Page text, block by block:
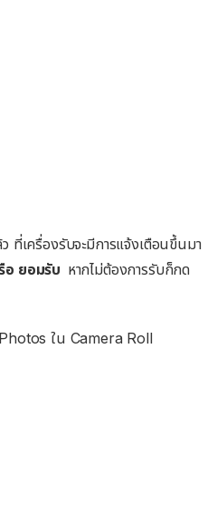
ที่เครื่องรับจะมีการแจ้งเตือนขึ้นมา
ยอมรับ หากไม่ต้องการรับก็กด
ใน Camera Roll